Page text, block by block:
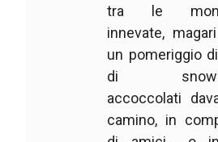
tra le
innevate,
un pomeriggio
di
accoccolati
camino, in